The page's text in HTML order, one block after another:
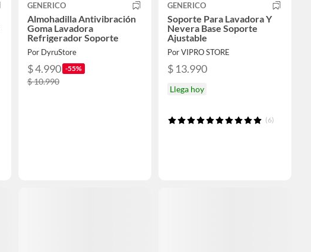
GENERICO
Almohadilla Antivibración
Goma Lavadora
Refrigerador Soporte
Por DyruStore
$ 4.990 -55%
$ 10.990
GENERICO
Soporte Para Lavadora Y
Nevera Base Soporte
Ajustable
Por VIPRO STORE
$ 13.990
Llega hoy
(6)